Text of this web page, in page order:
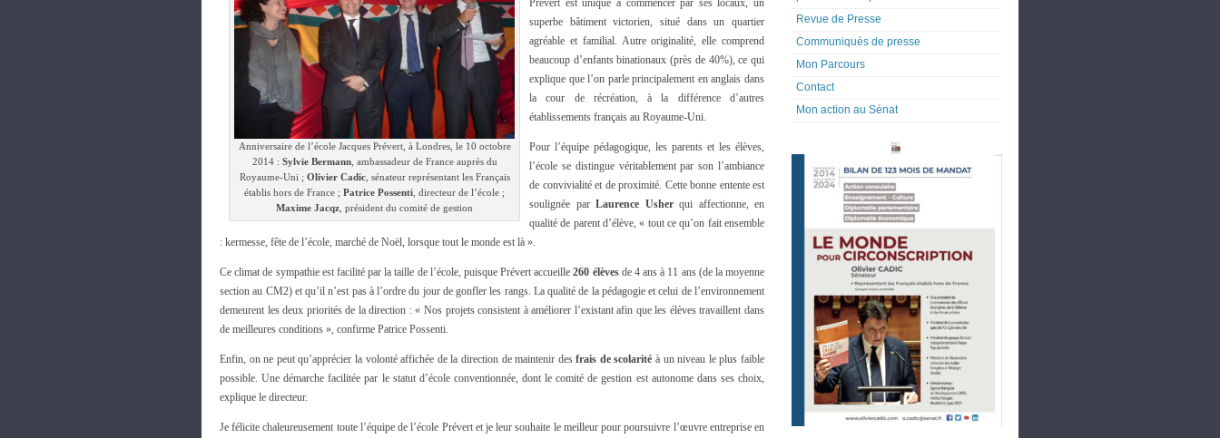
Anniversaire de l’école Jacques Prévert, à Londres, le 10 octobre
2014 : Sylvie Bermann, ambassadeur de France auprès du
Royaume-Uni ; Olivier Cadic, sénateur représentant les Français
établis hors de France ; Patrice Possenti , directeur de l’école ;
Maxime Jacqz , président du comité de gestion
Prévert est unique à commencer par ses locaux, un
superbe bâtiment victorien, situé dans un quartier
agréable et familial. Autre originalité, elle comprend
beaucoup d’enfants binationaux (près de 40%), ce qui
explique que l’on parle principalement en anglais dans
la cour de récréation, à la différence d’autres
établissements français au Royaume-Uni.
Pour l’équipe pédagogique, les parents et les élèves,
l’école se distingue véritablement par son l’ambiance
de convivialité et de proximité. Cette bonne entente est
soulignée par Laurence Usherqui affectionne, en
qualité de parent d’élève, « tout ce qu’on fait ensemble
: kermesse, fête de l’école, marché de Noël, lorsque tout le monde est là ».
Ce climat de sympathie est facilité par la taille de l’école, puisque Prévert accueille260 élèvesde 4 ans à 11 ans (de la moyenne
section au CM2) et qu’il n’est pas à l’ordre du jour de gonfler les rangs. La qualité de la pédagogie et celui de l’environnement
demeurent les deux priorités de la direction : « Nos projets consistent à améliorer l’existant afin que les élèves travaillent dans
de meilleures conditions », confirme Patrice Possenti.
Enfin, on ne peut qu’apprécier la volonté affichée de la direction de maintenir desfrais de scolarité à un niveau le plus faible
possible. Une démarche facilitée par le statut d’école conventionnée, dont le comité de gestion est autonome dans ses choix,
explique le directeur.
Je félicite chaleureusement toute l’équipe de l’école Prévert et je leur souhaite le meilleur pour poursuivre l’œuvre entreprise en
Revue de Presse
Communiqués de presse
Mon Parcours
Contact
Mon action au Sénat